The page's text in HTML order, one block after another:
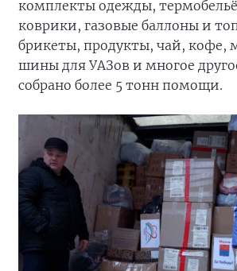
комплекты одежды,
коврики, газовые баллоны и
брикеты, продукты, чай, кофе,
шины для УАЗов и многое
собрано более 5 тонн помощи.